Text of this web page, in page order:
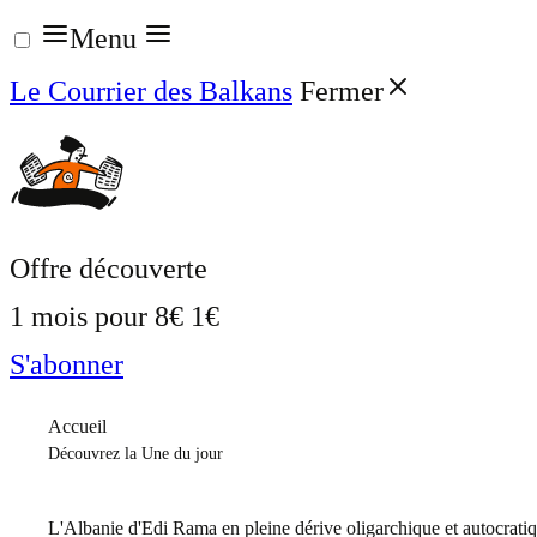
Aller
au
contenu
Menu
Le Courrier des Balkans Fermer
Offre découverte
1 mois pour 8€ 1€
S'abonner
Accueil
Découvrez la Une du jour
L'Albanie d'Edi Rama en pleine dérive oligarchique et